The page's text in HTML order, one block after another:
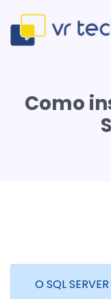
Como
O SQL